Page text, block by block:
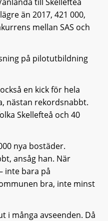
än 2017, 421 000,
mellan SAS och
på pilotutbildning
en kick för hela
nästan rekordsnabbt.
Skellefteå och 40
nya bostäder.
ansåg han. När
inte bara på
bra, inte minst
i många avseenden. Då